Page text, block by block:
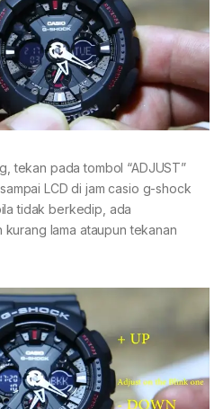
tekan pada tombol “ADJUST”
LCD di jam casio g-shock
tidak berkedip, ada
lama ataupun tekanan